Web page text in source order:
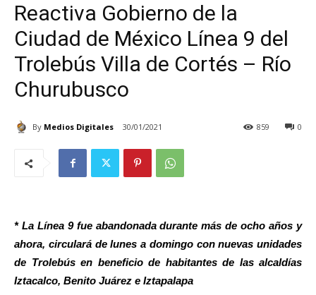
Reactiva Gobierno de la
Ciudad de México Línea 9 del
Trolebús Villa de Cortés – Río
Churubusco
By Medios Digitales 30/01/2021 0
859
* La Línea 9 fue abandonada durante más de ocho años y
ahora, circulará de lunes a domingo con nuevas unidades
de Trolebús en beneficio de habitantes de las alcaldías
Iztacalco, Benito Juárez e Iztapalapa